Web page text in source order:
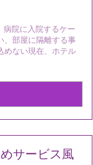
病院に入院するケー
、部屋に隔離する事
めない現在、ホテル
サービス風